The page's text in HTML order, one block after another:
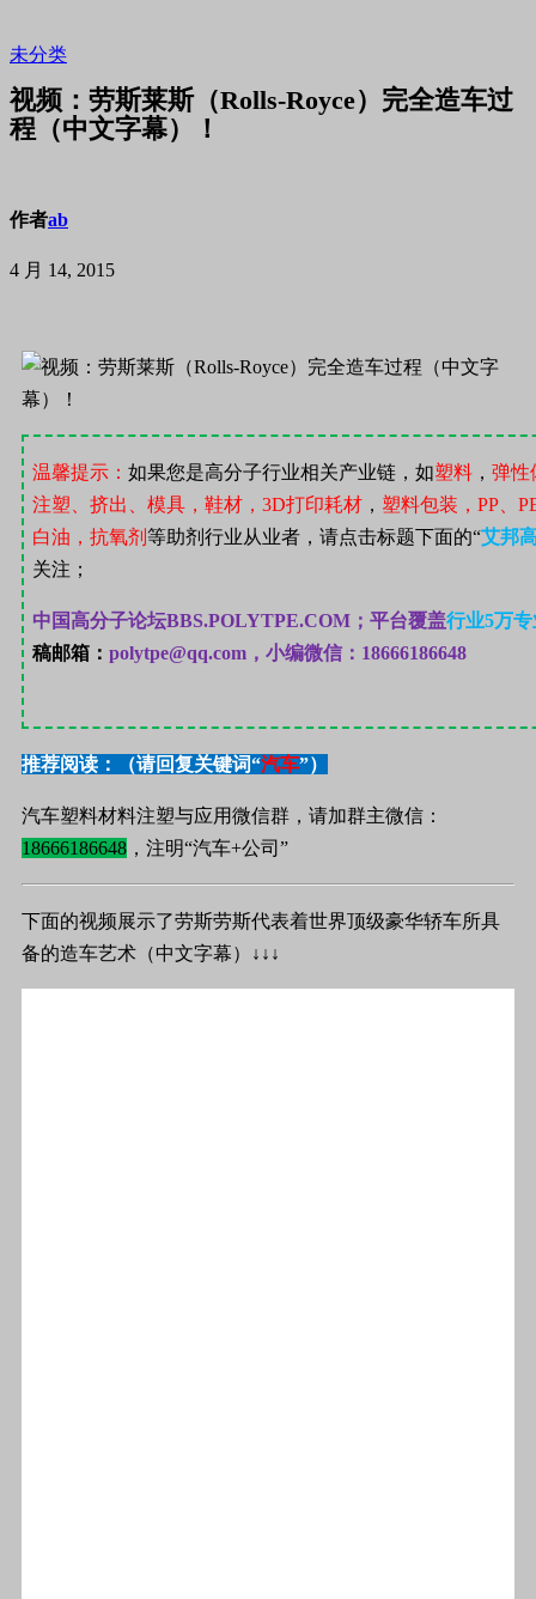
未分类
视频：劳斯莱斯（Rolls-Royce）完全造车过
程（中文字幕）！
作者ab
4 月 14, 2015
温馨提示： 如果您是高分子行业相关产业链，如塑料 ， 弹性
注塑、挤出、模具，鞋材， 3D打印耗材 ， 塑料包装， PP
白油，抗氧剂 等助剂行业从业者，请点击标题下面的“艾邦
关注；
中国高分子论坛BBS.POLYTPE.COM； 平台覆盖行业5万
稿邮箱： polytpe@qq.com，小编微信：18666186648
推荐阅读：（请回复关键词“汽车”）
汽车塑料材料注塑与应用微信群，请加群主微信：
18666186648 ，注明“汽车+公司”
下面的视频展示了劳斯劳斯代表着世界顶级豪华轿车所具
备的造车艺术（中文字幕）↓↓↓